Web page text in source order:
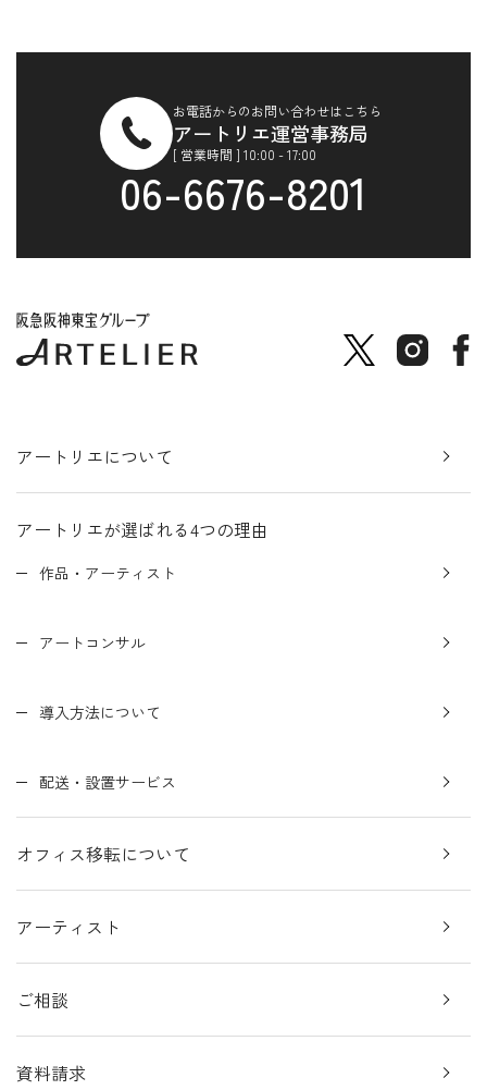
お電話からのお問い合わせはこちら
アートリエ運営事務局
[ 営業時間 ] 10:00 - 17:00
06-6676-8201
アートリエについて
アートリエが選ばれる4つの理由
作品・アーティスト
アートコンサル
導入方法について
配送・設置サービス
オフィス移転について
アーティスト
ご相談
資料請求